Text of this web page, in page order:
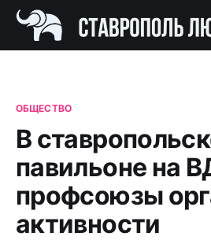
ОБЩЕСТВО
В
павильоне на
профсоюзы
активности